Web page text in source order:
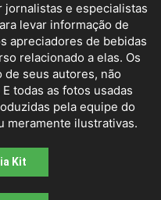
jornalistas e especialistas
levar informação de
apreciadores de bebidas
relacionado a elas. Os
seus autores, não
todas as fotos usadas
pela equipe do
meramente ilustrativas.
Kit